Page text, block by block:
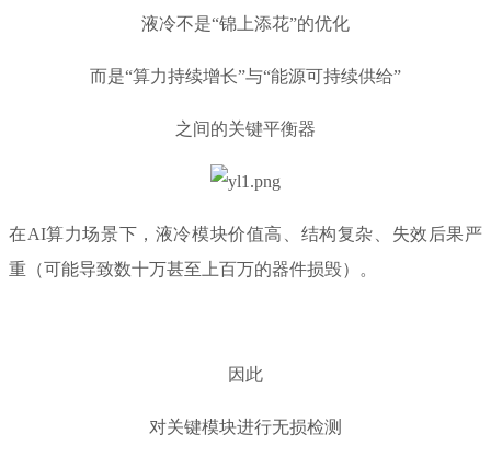
液冷不是“锦上添花”的优化
而是“算力持续增长”与“能源可持续供给”
之间的关键平衡器
在AI算力场景下，液冷模块价值高、结构复杂、失效后果严
重（可能导致数十万甚至上百万的器件损毁）。
因此
对关键模块进行无损检测